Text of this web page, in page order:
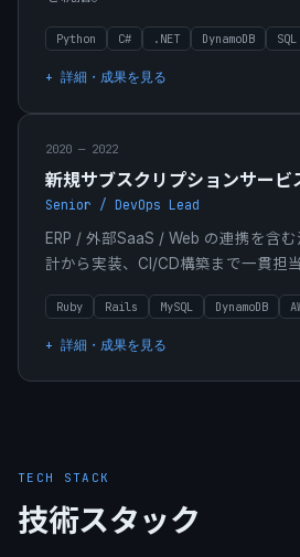
Python C# .NET DynamoDB
+ 詳細・成果を見る
2020 — 2022
新規サブスクリプションサービ
Senior / DevOps Lead
ERP / 外部SaaS / Web の連携を含
計から実装、CI/CD構築まで一貫担当
Ruby Rails MySQL DynamoDB
+ 詳細・成果を見る
TECH STACK
技術スタック